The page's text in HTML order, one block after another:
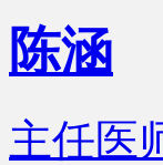
陈涵
主任医